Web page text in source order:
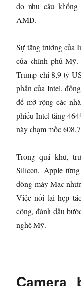
do nhu cầu
AMD.
Sự tăng trưởng của
của chính phủ Mỹ.
Trump chi 8,9 tỷ
phần của Intel,
để mở rộng các
phiếu Intel tăng
này chạm mốc
Trong quá khứ,
Silicon, Apple
dòng máy Mac
Việc nối lại hợp
công, đánh dấu
nghệ Mỹ.
Camera